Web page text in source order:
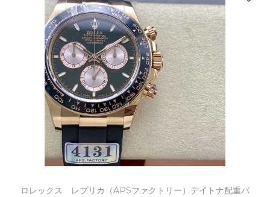
ロレックス レプリカ（APSファクトリー）デイトナ配重バ